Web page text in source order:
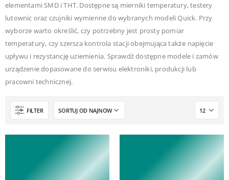
elementami SMD i THT. Dostępne są mierniki temperatury, testery
lutownic oraz czujniki wymienne do wybranych modeli Quick. Przy
wyborze warto określić, czy potrzebny jest prosty pomiar
temperatury, czy szersza kontrola stacji obejmująca także napięcie
upływu i rezystancję uziemienia. Sprawdź dostępne modele i zamów
urządzenie dopasowane do serwisu elektroniki, produkcji lub
pracowni technicznej.
FILTER